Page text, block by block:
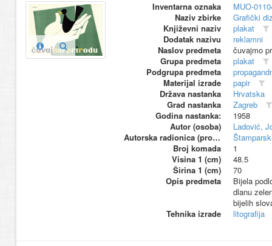
Inventarna oznaka
MUO-
Naziv zbirke
Grafički
Književni naziv
plakat
Dodatak nazivu
reklamni
Naslov predmeta
čuvajmo
Grupa predmeta
plakat
Podgrupa predmeta
Materijal izrade
papir
Država nastanka
Hrvatska
Grad nastanka
Zagreb
Godina nastanka:
1958
Autor (osoba)
Ladović,
Autorska radionica (proizvođač)
Broj komada
1
Visina 1 (cm)
48.5
Širina 1 (cm)
70
Opis predmeta
Bijela
dlanu
bijelih
Tehnika izrade
litografija